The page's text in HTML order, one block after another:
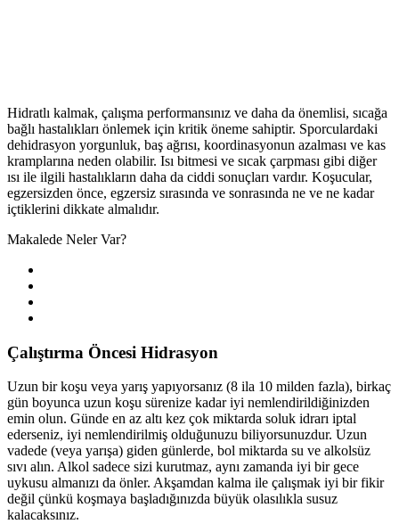
Hidratlı kalmak, çalışma performansınız ve daha da önemlisi, sıcağa
bağlı hastalıkları önlemek için kritik öneme sahiptir. Sporculardaki
dehidrasyon yorgunluk, baş ağrısı, koordinasyonun azalması ve kas
kramplarına neden olabilir. Isı bitmesi ve sıcak çarpması gibi diğer
ısı ile ilgili hastalıkların daha da ciddi sonuçları vardır. Koşucular,
egzersizden önce, egzersiz sırasında ve sonrasında ne ve ne kadar
içtiklerini dikkate almalıdır.
Makalede Neler Var?
Çalıştırma Öncesi Hidrasyon
Uzun bir koşu veya yarış yapıyorsanız (8 ila 10 milden fazla), birkaç
gün boyunca uzun koşu sürenize kadar iyi nemlendirildiğinizden
emin olun. Günde en az altı kez çok miktarda soluk idrarı iptal
ederseniz, iyi nemlendirilmiş olduğunuzu biliyorsunuzdur. Uzun
vadede (veya yarışa) giden günlerde, bol miktarda su ve alkolsüz
sıvı alın. Alkol sadece sizi kurutmaz, aynı zamanda iyi bir gece
uykusu almanızı da önler. Akşamdan kalma ile çalışmak iyi bir fikir
değil çünkü koşmaya başladığınızda büyük olasılıkla susuz
kalacaksınız.